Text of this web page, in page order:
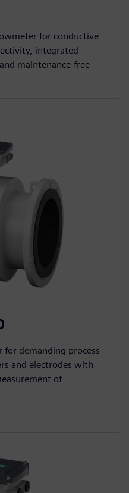
for conductive
integrated
maintenance-free
for demanding process
and electrodes with
of